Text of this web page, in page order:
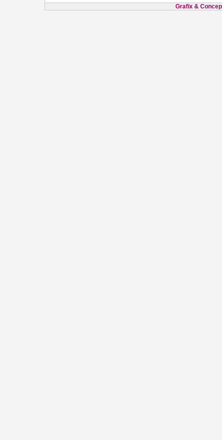
Grafix &